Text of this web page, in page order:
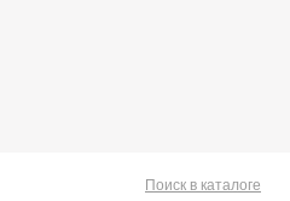
Поиск в каталоге